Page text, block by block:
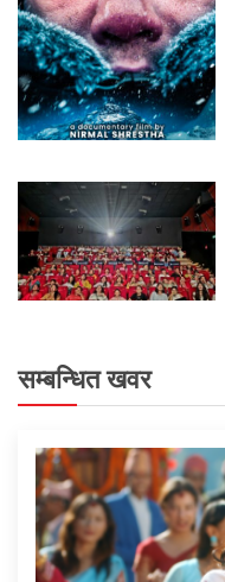
सम्बन्धित खवर